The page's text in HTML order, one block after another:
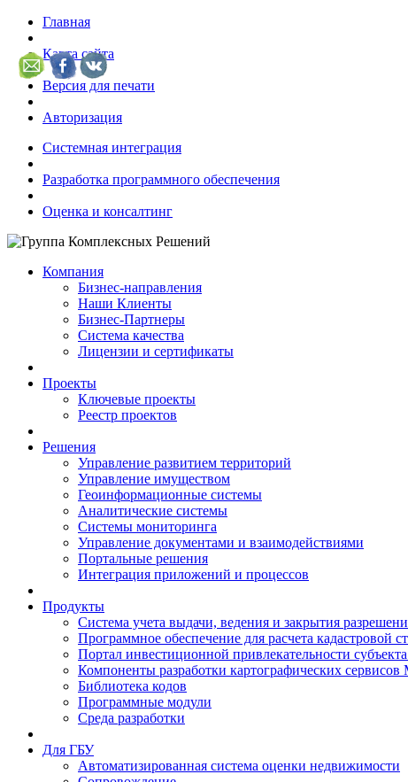
Главная
Карта сайта
Версия для печати
Авторизация
Системная интеграция
Разработка программного обеспечения
Оценка и консалтинг
Компания
Бизнес-направления
Наши Клиенты
Бизнес-Партнеры
Система качества
Лицензии и сертификаты
Проекты
Ключевые проекты
Реестр проектов
Решения
Управление развитием территорий
Управление имуществом
Геоинформационные системы
Аналитические системы
Системы мониторинга
Управление документами и взаимодействиями
Портальные решения
Интеграция приложений и процессов
Продукты
Система учета выдачи, ведения и закрытия
Программное обеспечение для расчета кадастровой
Портал инвестиционной привлекательности
Компоненты разработки картографических сервисов
Библиотека кодов
Программные модули
Среда разработки
Для ГБУ
Автоматизированная система оценки недвижимости